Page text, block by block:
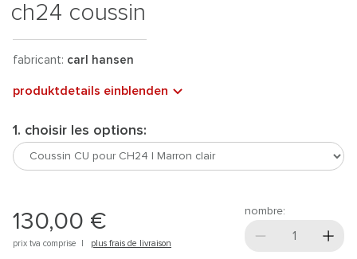
ch24 coussin
fabricant: carl hansen
produktdetails einblenden
1. choisir les options:
130,00 €
prix tva comprise | plus frais de livraison
nombre: